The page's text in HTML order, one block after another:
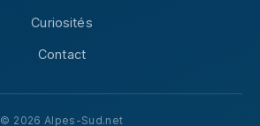
Curiosités
Contact
© 2026 Alpes-Sud.net